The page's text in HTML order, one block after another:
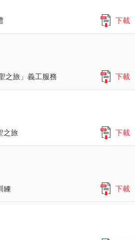
下載
之旅」義工服務
下載
之旅
下載
練
下載